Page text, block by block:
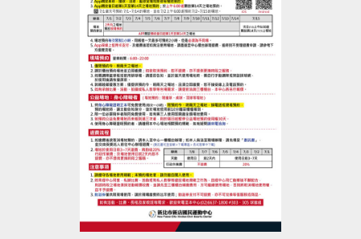
民眾需自行保管個人財物，運動中心不負保管責任。
必要使用之收納箱、行李箱、嬰幼兒推車等
可停放在泳池無障礙通道旁的空地 - 暫放區
貴重物品請隨身攜帶或租用鑰匙式置物櫃，